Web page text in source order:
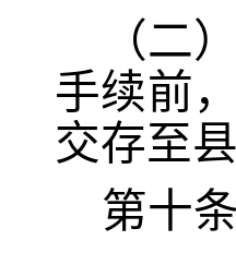
（二
手续前
交存至
第十条